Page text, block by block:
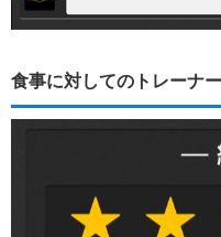
食事に対してのトレーナ